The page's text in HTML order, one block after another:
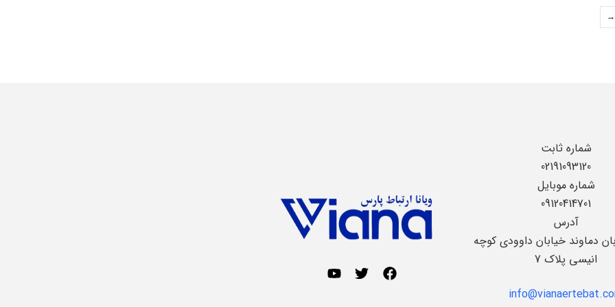
→
شماره ثابت
02191093120
شماره موبایل
09120414701
آدرس
دماوند خیابان داوودی کوچه
انیسی پلاک 7